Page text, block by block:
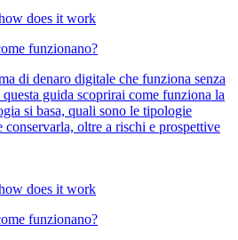
funzionano?
di denaro digitale che funziona senza
guida scoprirai come funziona la
si basa, quali sono le tipologie
oltre a rischi e prospettive
funzionano?